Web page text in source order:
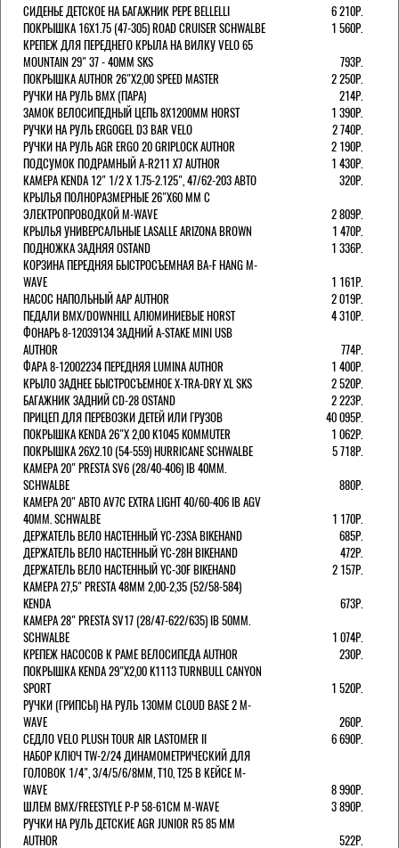
СИДЕНЬЕ ДЕТСКОЕ НА БАГАЖНИК PEPE BELLELLI
6 210Р.
ПОКРЫШКА 16X1.75 (47-305) ROAD CRUISER SCHWALBE
1 560Р.
КРЕПЕЖ ДЛЯ ПЕРЕДНЕГО КРЫЛА НА ВИЛКУ VELO 65
MOUNTAIN 29" 37 - 40ММ SKS
793Р.
ПОКРЫШКА AUTHOR 26"Х2,00 SPEED MASTER
2 250Р.
РУЧКИ НА РУЛЬ BMX (ПАРА)
214Р.
ЗАМОК ВЕЛОCИПЕДНЫЙ ЦЕПЬ 8Х1200ММ HORST
1 390Р.
РУЧКИ НА РУЛЬ ERGOGEL D3 BAR VELO
2 740Р.
РУЧКИ НА РУЛЬ AGR ERGO 20 GRIPLOCK AUTHOR
2 190Р.
ПОДСУМОК ПОДРАМНЫЙ A-R211 X7 AUTHOR
1 430Р.
КАМЕРА KENDA 12" 1/2 Х 1.75-2.125", 47/62-203 АВТО
320Р.
КРЫЛЬЯ ПОЛНОРАЗМЕРНЫЕ 26"Х60 ММ С
ЭЛЕКТРОПРОВОДКОЙ M-WAVE
2 809Р.
КРЫЛЬЯ УНИВЕРСАЛЬНЫЕ LASALLE ARIZONA BROWN
1 470Р.
ПОДНОЖКА ЗАДНЯЯ OSTAND
1 336Р.
КОРЗИНА ПЕРЕДНЯЯ БЫСТРОСЪЕМНАЯ BA-F HANG M-
WAVE
1 161Р.
НАСОС НАПОЛЬНЫЙ AAP AUTHOR
2 019Р.
ПЕДАЛИ BMX/DOWNHILL АЛЮМИНИЕВЫЕ HORST
4 310Р.
ФОНАРЬ 8-12039134 ЗАДНИЙ A-STAKE MINI USB
AUTHOR
774Р.
ФАРА 8-12002234 ПЕРЕДНЯЯ LUMINA AUTHOR
1 400Р.
КРЫЛО ЗАДНЕЕ БЫСТРОСЪЕМНОЕ X-TRA-DRY XL SKS
2 520Р.
БАГАЖНИК ЗАДНИЙ CD-28 OSTAND
2 223Р.
ПРИЦЕП ДЛЯ ПЕРЕВОЗКИ ДЕТЕЙ ИЛИ ГРУЗОВ
40 095Р.
ПОКРЫШКА KENDA 26"Х 2,00 K1045 KOMMUTER
1 062Р.
ПОКРЫШКА 26X2.10 (54-559) HURRICANE SCHWALBE
5 718Р.
КАМЕРА 20" PRESTA SV6 (28/40-406) IB 40MM.
SCHWALBE
880Р.
КАМЕРА 20" АВТО AV7C EXTRA LIGHT 40/60-406 IB AGV
40MM. SCHWALBE
1 170Р.
ДЕРЖАТЕЛЬ ВЕЛО НАСТЕННЫЙ YC-23SA BIKEHAND
685Р.
ДЕРЖАТЕЛЬ ВЕЛО НАСТЕННЫЙ YC-28H BIKEHAND
472Р.
ДЕРЖАТЕЛЬ ВЕЛО НАСТЕННЫЙ YC-30F BIKEHAND
2 157Р.
КАМЕРА 27,5" PRESTA 48ММ 2,00-2,35 (52/58-584)
KENDA
673Р.
КАМЕРА 28" PRESTA SV17 (28/47-622/635) IB 50MM.
SCHWALBE
1 074Р.
КРЕПЕЖ НАСОСОВ К РАМЕ ВЕЛОСИПЕДА AUTHOR
230Р.
ПОКРЫШКА KENDA 29"Х2,00 K1113 TURNBULL CANYON
SPORT
1 520Р.
РУЧКИ (ГРИПСЫ) НА РУЛЬ 130ММ CLOUD BASE 2 M-
WAVE
260Р.
СЕДЛО VELO PLUSH TOUR AIR LASTOMER II
6 690Р.
НАБОР КЛЮЧ TW-2/24 ДИНАМОМЕТРИЧЕСКИЙ ДЛЯ
ГОЛОВОК 1/4", 3/4/5/6/8ММ, T10, T25 В КЕЙСЕ M-
WAVE
8 990Р.
ШЛЕМ ВМХ/FREESTYLE Р-Р 58-61СМ M-WAVE
3 890Р.
РУЧКИ НА РУЛЬ ДЕТСКИЕ AGR JUNIOR R5 85 ММ
AUTHOR
522Р.